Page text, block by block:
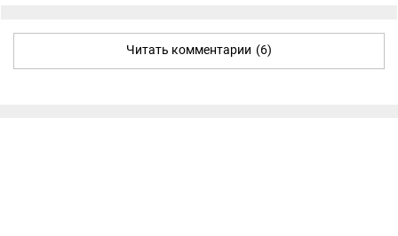
Читать комментарии (6)